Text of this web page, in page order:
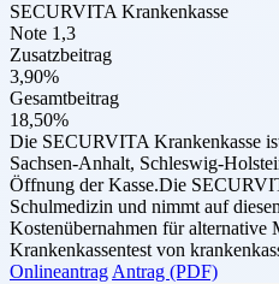
SECURVITA Krankenkasse
Note 1,3
Zusatzbeitrag
3,90%
Gesamtbeitrag
18,50%
Die SECURVITA Krankenkasse
Sachsen-Anhalt, Schleswig-
Öffnung der Kasse.Die
Schulmedizin und nimmt auf
Kostenübernahmen für alternative
Krankenkassentest von
Onlineantrag Antrag (PDF)